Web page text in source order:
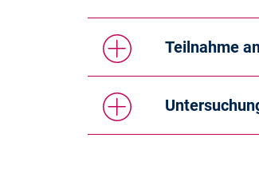
Teilnahme